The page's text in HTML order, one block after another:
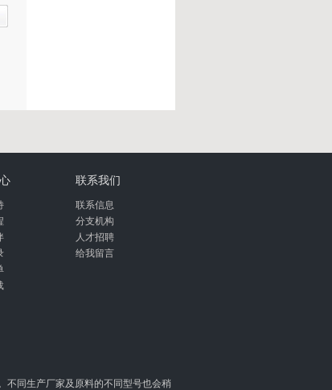
联系我们
联系信息
分支机构
人才招聘
给我留言
不同生产厂家及原料的不同型号也会稍